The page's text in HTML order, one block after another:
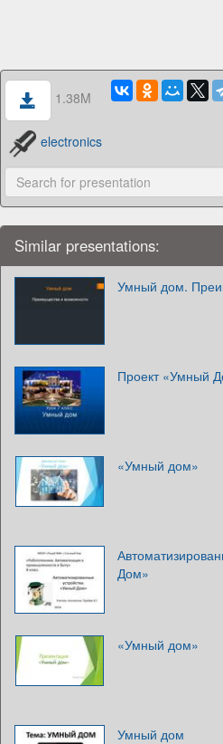
1.38M
electronics
Similar presentations:
Умный дом.
Проект «Умный
«Умный дом»
Дом»
«Умный дом»
Умный дом